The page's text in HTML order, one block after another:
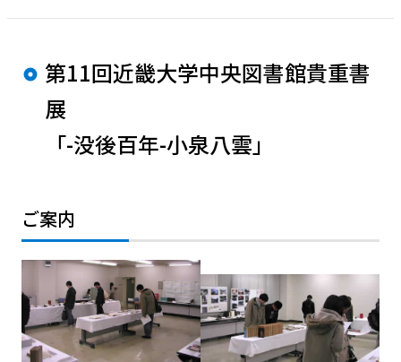
第11回近畿大学中央図書館貴重書
展
「-没後百年-小泉八雲」
ご案内